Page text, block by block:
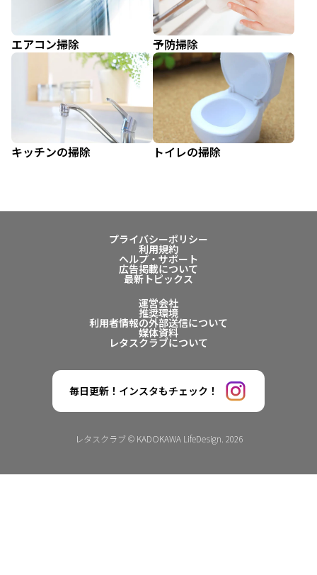
エアコン掃除 予防掃除
キッチンの掃除 トイレの掃除
プライバシーポリシー
利用規約
ヘルプ・サポート
広告掲載について
最新トピックス
運営会社
推奨環境
利用者情報の外部送信について
媒体資料
レタスクラブについて
毎日更新！インスタもチェック！
レタスクラブ © KADOKAWA LifeDesign. 2026